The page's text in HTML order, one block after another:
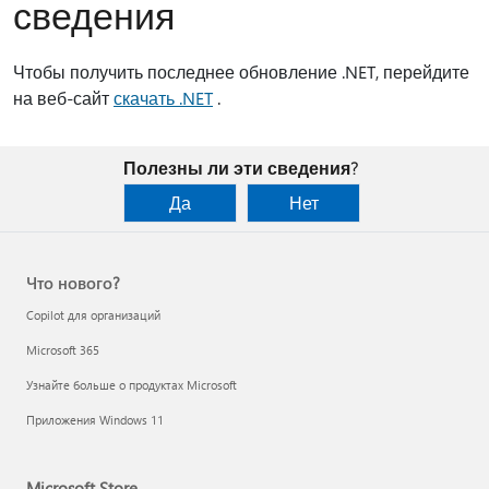
сведения
Чтобы получить последнее обновление .NET, перейдите
на веб-сайтскачать .NET.
Полезны ли эти сведения?
Да
Нет
Что нового?
Copilot для организаций
Microsoft 365
Узнайте больше о продуктах Microsoft
Приложения Windows 11